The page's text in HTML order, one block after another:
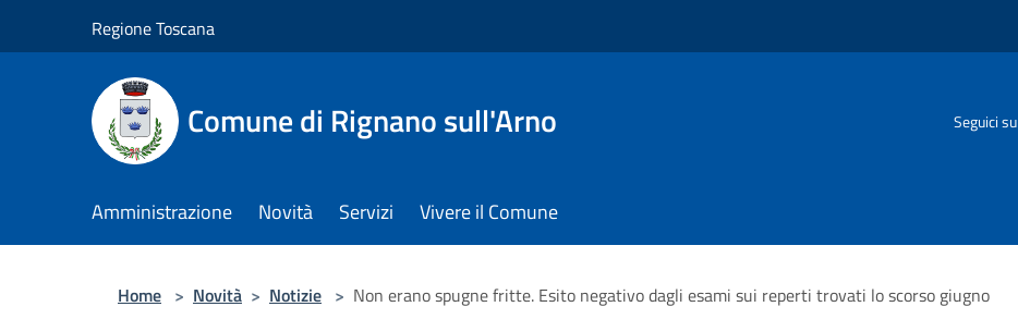
Regione Toscana
Comune di Rignano sull'Arno Seguici su
Amministrazione Novità Servizi Vivere il Comune
Home > Novità > Notizie > Non erano spugne fritte. Esito negativo dagli esami sui reperti trovati lo scorso giugno